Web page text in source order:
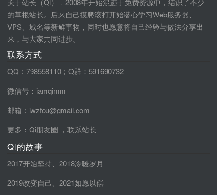
关于站长（Qi），2008年开始混迹于免费资源中，结识了不少
的草根站长。后来自己摸爬滚打开始潜心学习Web服务器、
VPS、域名等新鲜事物，同时也愿意将自己经验与做法分享出
来，与大家共同进步。
联系方式
QQ：798558110；Q群：591690732
微信号：iamqimm
邮箱：iwzfou@gmail.com
更多： Qi朋友圈 ， 联系站长
QI的故事
2017开始坚持
2018冷暖岁月
2019改变自己
2021如愿以偿